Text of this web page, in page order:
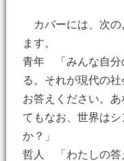
カバーには、次の
ます。
青年 「みんな自分
る。それが現代の社
お答えください。
てもなお、世界は
か？」
哲人 「わたしの答